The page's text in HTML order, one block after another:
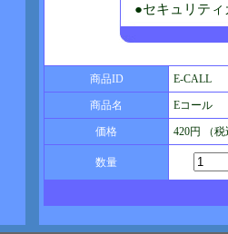
●セキュリテ
商品ID E-CALL
商品名 Eコール
価格 420円 （
数量